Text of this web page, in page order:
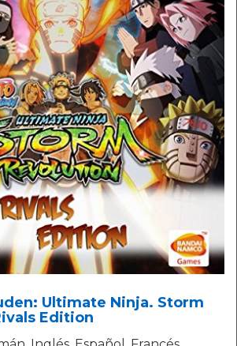
Ultimate Ninja. Storm
Edition